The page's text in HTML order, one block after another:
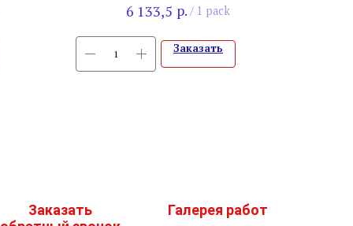
6 133,5 р. / 1 pack
Заказать
Заказать
Галерея работ